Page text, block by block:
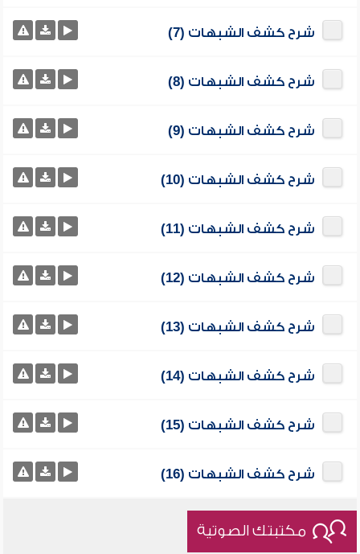
شرح كشف الشبهات (7)
شرح كشف الشبهات (8)
شرح كشف الشبهات (9)
شرح كشف الشبهات (10)
شرح كشف الشبهات (11)
شرح كشف الشبهات (12)
شرح كشف الشبهات (13)
شرح كشف الشبهات (14)
شرح كشف الشبهات (15)
شرح كشف الشبهات (16)
مكتبتك الصوتية